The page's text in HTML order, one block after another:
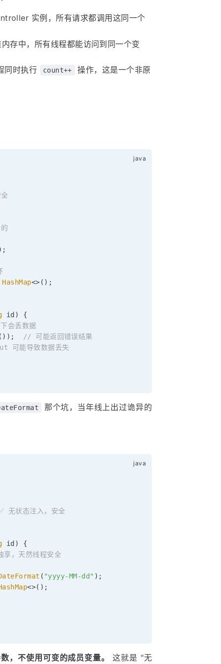
实例，所有请求都调用这同一个
存中，所有线程都能访问到同一个变
同时执行 count++ 操作，这是一个非原
;
HashMap<> ( ) ;
id )
{
会丢数据
) ) ;
// 可能返回错误结果
可能导致数据丢失
那个坑，当年线上出过诡异的
无状态注入，安全
id )
{
，天然线程安全
( "yyyy-MM-dd" ) ;
<>( ) ;
，不使用可变的成员变量。 这就是 "无